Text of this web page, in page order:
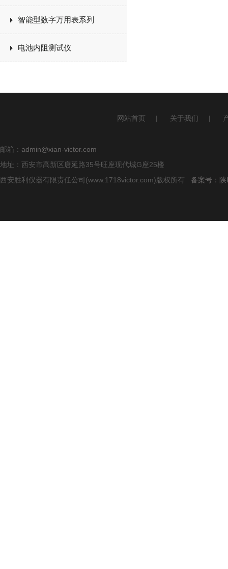
智能型数字万用表系列
电池内阻测试仪
网站首页 | 关于我们 |
邮箱： admin@xian-victor.com
地址：西安市高新区唐延路35号旺座现代城G座25楼
西安胜利仪器有限责任公司(www.1718victor.com)版权所有 备案号：